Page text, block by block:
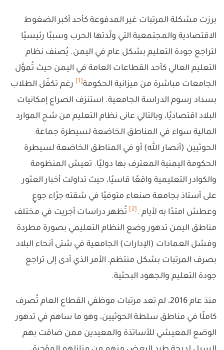
برزت مشكلة المرتبات غير المدفوعة كأحد أكبر الضغوط
الاقتصادية والمجتمعية التي ولّدتها الحرب وسببًا رئيسيًا
لتراجع جودة التعليم بشكل عام في اليمن. يُصنف نظام
التعليم العالي كأحد القطاعات العامة في اليمن حيث تُموَّل
الجامعات مباشرة من ميزانية الحكومة[1]
رغم تكفّل الطلاب
بسداد رسوم الدراسة الجامعية. استنزف الصراع إمكانيات
البلاد اقتصاديًا، وبالتالي عانى نظام التعليم من شح الموارد
المالية سواء في المناطق الخاضعة لسيطرة جماعة
الحوثيين (أنصار الله) أو في المناطق الخاضعة لسيطرة
الحكومة اليمنية المعترف بها دوليًا. تعيش المنظومة
والكوادر التعليمية واقعًا قاسيًا، حيث تداولت أخبار العثور
على أستاذ بجامعة صنعاء متوفيًا في شقته جرّاء جوعٍ
وعطش امتدّا به لأيام . [2]
تُظهر دراسات أجريت في مختلف
مناطق اليمن تدهور وضع النظام التعليمي بصورة مطردة
وفشل العمادات (الإدارات) الجامعية في شتى أنحاء البلاد
بصرف المرتبات بشكل منتظم، الأمر الذي أدى إلى تراجع
جودة التعليم والجهود البحثية.
منذ عام 2016، لم تعد مرتبات موظفي القطاع العام تُصرف
كاملًا في مناطق سلطة الحوثيين، وهو ما ساهم في تدهور
الوضع المعيشي للأساتذة والمعيدين ممن ضاقت بهم